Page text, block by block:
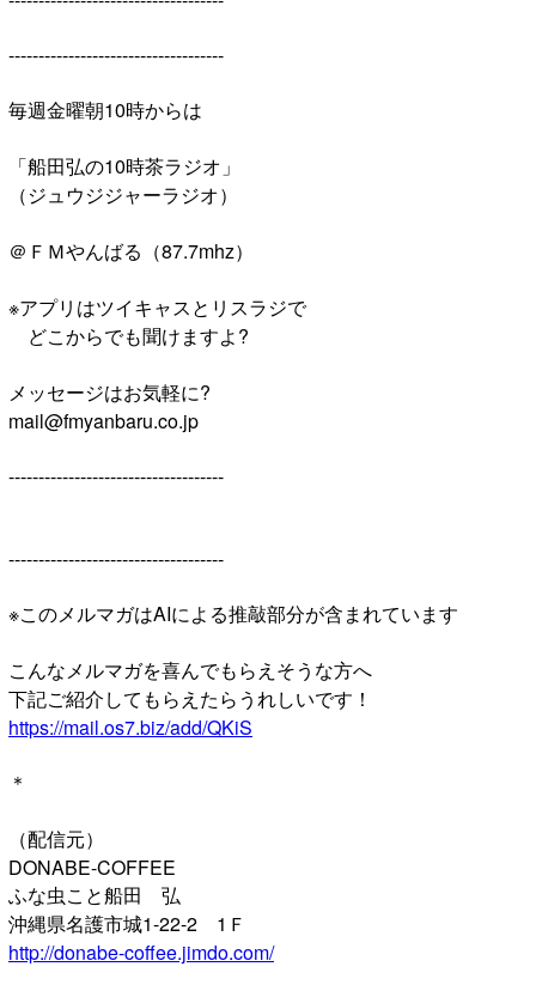
------------------------------------
毎週金曜朝10時からは
「船田弘の10時茶ラジオ」
（ジュウジジャーラジオ）
＠ＦＭやんばる（87.7mhz）
※アプリはツイキャスとリスラジで
どこからでも聞けますよ?
メッセージはお気軽に?
mail@fmyanbaru.co.jp
------------------------------------
------------------------------------
※このメルマガはAIによる推敲部分が含まれています
こんなメルマガを喜んでもらえそうな方へ
下記ご紹介してもらえたらうれしいです！
https://mail.os7.biz/add/QKiS
＊
（配信元）
DONABE-COFFEE
ふな虫こと船田 弘
沖縄県名護市城1-22-2 1Ｆ
http://donabe-coffee.jimdo.com/